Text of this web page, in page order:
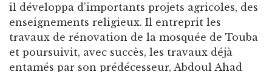
il développa d’importants projets agricoles, des
enseignements religieux. Il entreprit les
travaux de rénovation de la mosquée de Touba
et poursuivit, avec succès, les travaux déjà
entamés par son prédécesseur, Abdoul Ahad